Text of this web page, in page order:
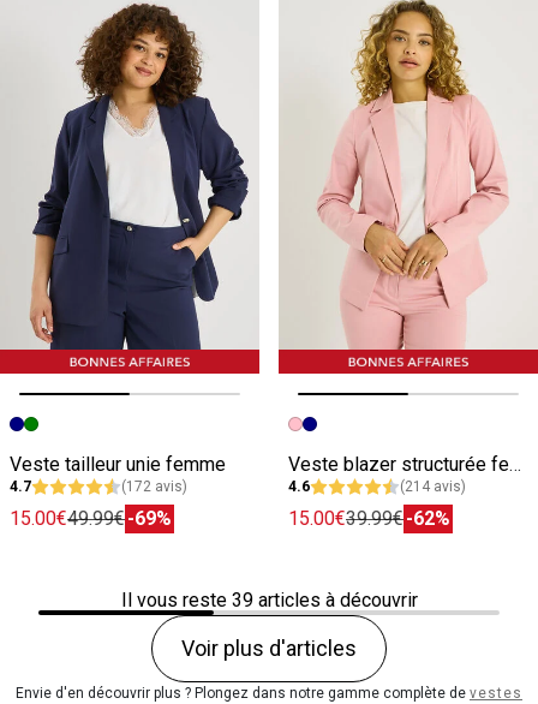
Image précédente
Image suivante
Veste tailleur unie femme
4.7 (172 avis)
15.00€49.99€-69%
Image précédente
Image suivante
Veste blazer structurée femme
4.6 (214 avis)
15.00€39.99€-62%
Il vous reste 39articles à découvrir
Voir plus d'articles
Envie d'en découvrir plus ? Plongez dans notre gamme complète de vestes